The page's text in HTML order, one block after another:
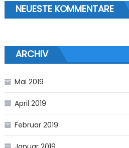
NEUESTE KOMMENTARE
ARCHIV
Mai 2019
April 2019
Februar 2019